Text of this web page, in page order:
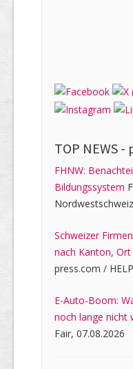
TOP NEWS -
FHNW:
Bildungssystem
Schweizer
nach Kanton,
press.com /
E-Auto-Boom:
noch lange nicht
Fair, 07.08.2026